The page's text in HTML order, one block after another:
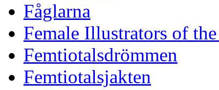
Fåglarna
Female Illustrators of
Femtiotalsdrömmen
Femtiotalsjakten